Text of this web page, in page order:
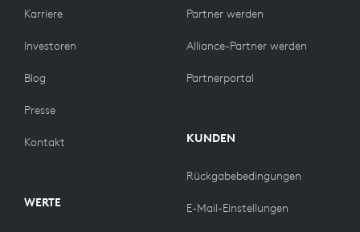
Karriere
Investoren
Blog
Presse
Kontakt
WERTE
Partner werden
Alliance-Partner werden
Partnerportal
KUNDEN
Rückgabebedingungen
E-Mail-Einstellungen